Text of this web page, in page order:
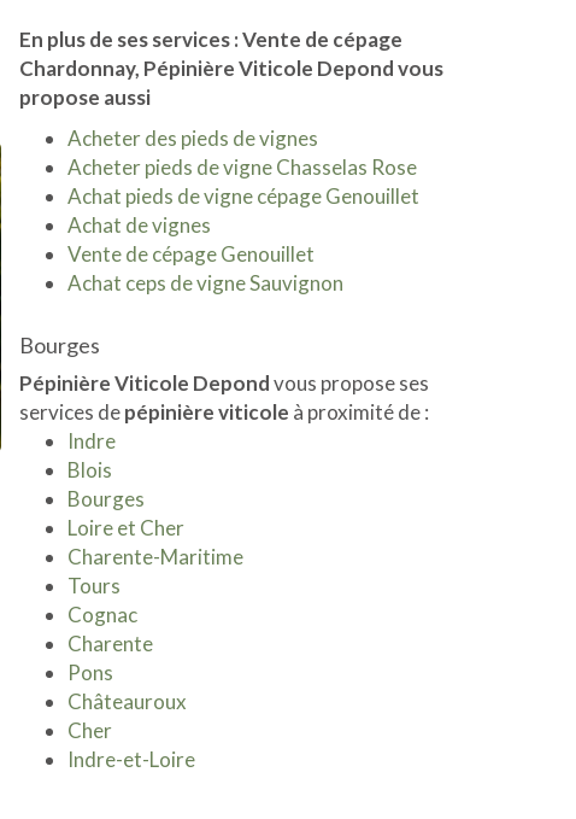
En plus de ses services :Vente de cépage
Chardonnay, Pépinière Viticole Depond vous
propose aussi
Acheter des pieds de vignes
Acheter pieds de vigne Chasselas Rose
Achat pieds de vigne cépage Genouillet
Achat de vignes
Vente de cépage Genouillet
Achat ceps de vigne Sauvignon
Bourges
Pépinière Viticole Depondvous propose ses
services depépinière viticole à proximité de :
Indre
Blois
Bourges
Loire et Cher
Charente-Maritime
Tours
Cognac
Charente
Pons
Châteauroux
Cher
Indre-et-Loire